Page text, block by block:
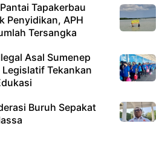
Tapakerbau
Penyidikan, APH
Tersangka
Asal Sumenep
Tekankan
Buruh Sepakat